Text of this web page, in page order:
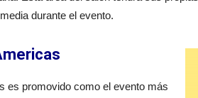
durante el evento.
es promovido como el evento más